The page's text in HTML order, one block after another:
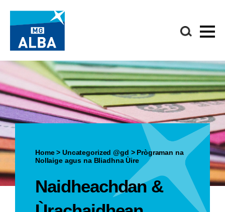
Home>Uncategorized @gd > Prògraman na
Nollaige agus na Bliadhna Ùire
Naidheachdan &